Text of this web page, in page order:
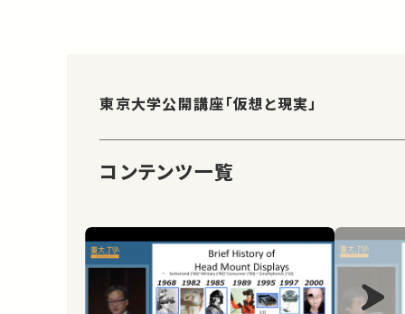
東京大学公開講座「仮想と現実」
コンテンツ一覧